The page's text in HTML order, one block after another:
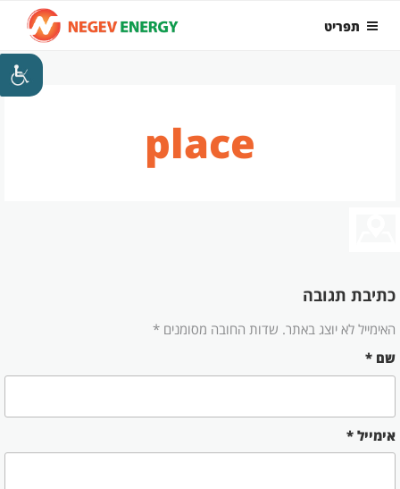
לתוכן
תפריט
place
כתיבת תגובה
האימייל לא יוצג באתר. שדות החובה מסומנים *
שם *
אימייל *